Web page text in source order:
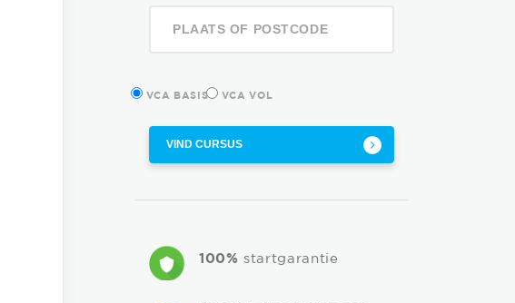
VCA BASIS VCA VOL
VIND CURSUS
100% startgarantie